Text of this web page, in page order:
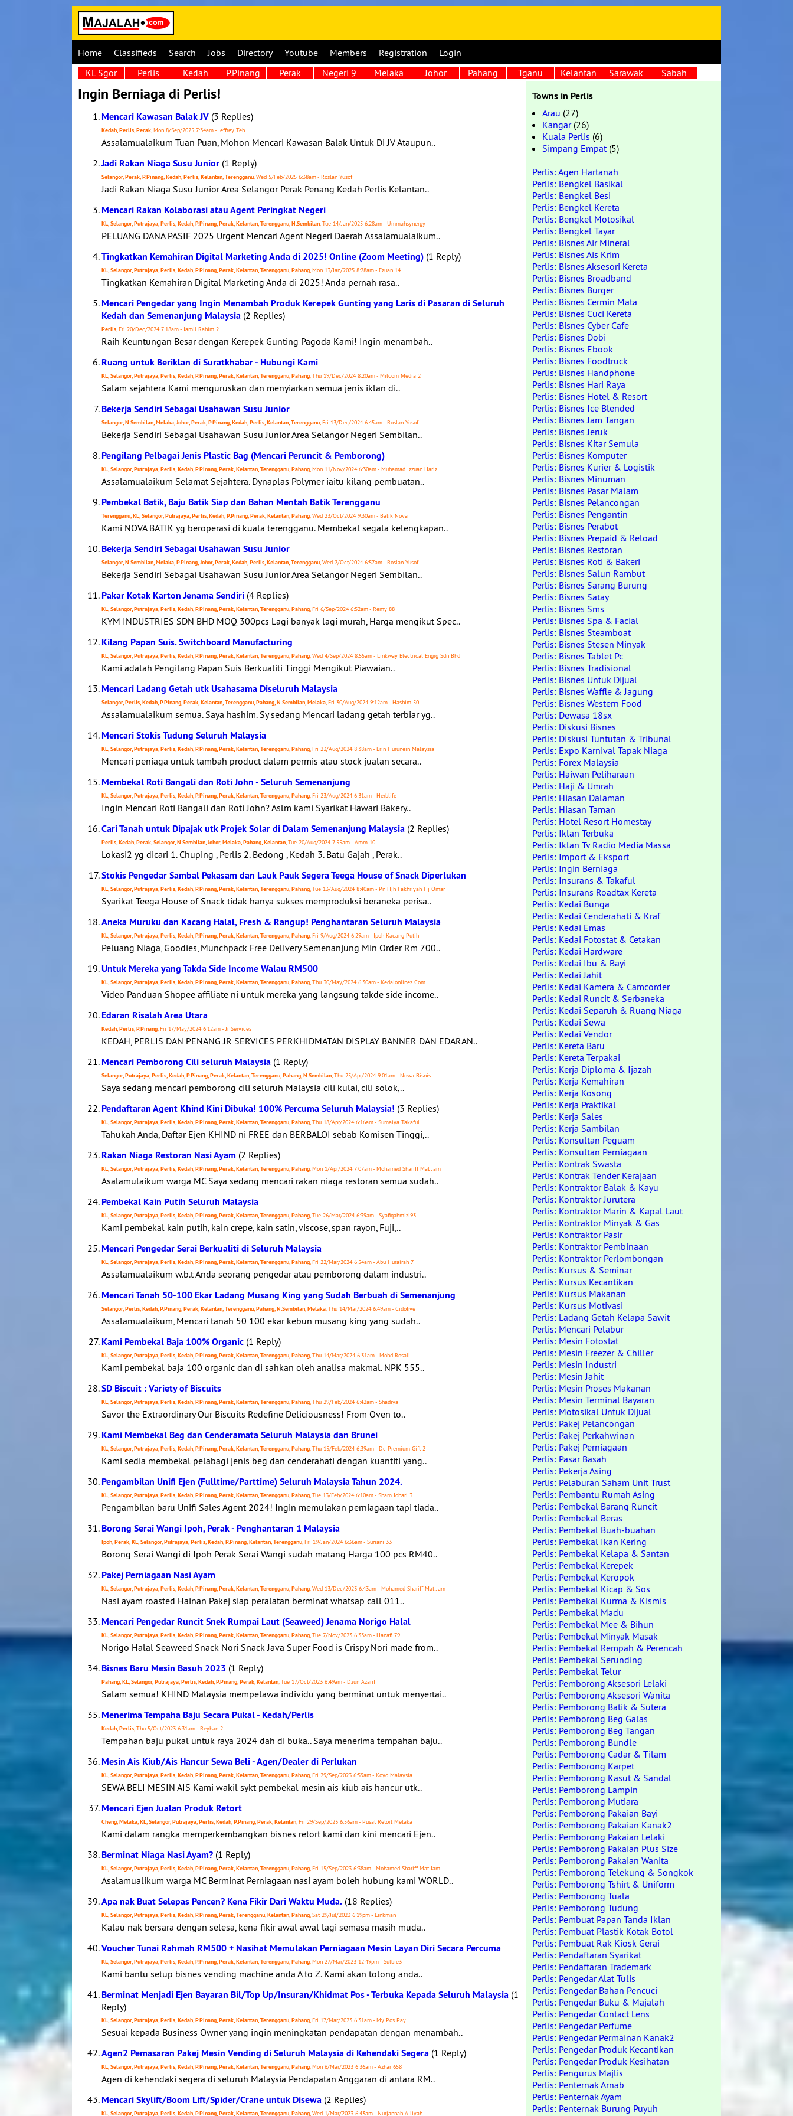
Home Classifieds Search Jobs Directory Youtube Members Registration
Login
KL Sgor
Perlis Kedah P.Pinang Perak Negeri 9 Melaka Johor Pahang Tganu Kelantan Sarawak Sabah
Ingin Berniaga di Perlis!
Mencari Kawasan Balak JV (3 Replies)
Kedah, Perlis, Perak, Mon 8/Sep/2025 7:34am - Jeffrey Teh
Assalamualaikum Tuan Puan, Mohon Mencari Kawasan Balak Untuk Di JV Ataupun..
Jadi Rakan Niaga Susu Junior (1 Reply)
Selangor, Perak, P.Pinang, Kedah, Perlis, Kelantan, Terengganu, Wed 5/Feb/2025 6:38am - Roslan Yusof
Jadi Rakan Niaga Susu Junior Area Selangor Perak Penang Kedah Perlis Kelantan..
Mencari Rakan Kolaborasi atau Agent Peringkat Negeri
KL, Selangor, Putrajaya, Perlis, Kedah, P.Pinang, Perak, Kelantan, Terengganu, N.Sembilan, Tue 14/Jan/2025 6:28am - Ummahsynergy
PELUANG DANA PASIF 2025 Urgent Mencari Agent Negeri Daerah Assalamualaikum..
Tingkatkan Kemahiran Digital Marketing Anda di 2025! Online (Zoom Meeting) (1 Reply)
KL, Selangor, Putrajaya, Perlis, Kedah, P.Pinang, Perak, Kelantan, Terengganu, Pahang, Mon 13/Jan/2025 8:28am - Ezuan 14
Tingkatkan Kemahiran Digital Marketing Anda di 2025! Anda pernah rasa..
Mencari Pengedar yang Ingin Menambah Produk Kerepek Gunting yang Laris di Pasaran di Seluruh
Kedah dan Semenanjung Malaysia (2 Replies)
Perlis, Fri 20/Dec/2024 7:18am - Jamil Rahim 2
Raih Keuntungan Besar dengan Kerepek Gunting Pagoda Kami! Ingin menambah..
Ruang untuk Beriklan di Suratkhabar - Hubungi Kami
KL, Selangor, Putrajaya, Perlis, Kedah, P.Pinang, Perak, Kelantan, Terengganu, Pahang, Thu 19/Dec/2024 8:20am - Milcom Media 2
Salam sejahtera Kami menguruskan dan menyiarkan semua jenis iklan di..
Bekerja Sendiri Sebagai Usahawan Susu Junior
Selangor, N.Sembilan, Melaka, Johor, Perak, P.Pinang, Kedah, Perlis, Kelantan, Terengganu, Fri 13/Dec/2024 6:45am - Roslan Yusof
Bekerja Sendiri Sebagai Usahawan Susu Junior Area Selangor Negeri Sembilan..
Pengilang Pelbagai Jenis Plastic Bag (Mencari Peruncit & Pemborong)
KL, Selangor, Putrajaya, Perlis, Kedah, P.Pinang, Perak, Kelantan, Terengganu, Pahang, Mon 11/Nov/2024 6:30am - Muhamad Izzuan Hariz
Assalamualaikum Selamat Sejahtera. Dynaplas Polymer iaitu kilang pembuatan..
Pembekal Batik, Baju Batik Siap dan Bahan Mentah Batik Terengganu
Terengganu, KL, Selangor, Putrajaya, Perlis, Kedah, P.Pinang, Perak, Kelantan, Pahang, Wed 23/Oct/2024 9:30am - Batik Nova
Kami NOVA BATIK yg beroperasi di kuala terengganu. Membekal segala kelengkapan..
Bekerja Sendiri Sebagai Usahawan Susu Junior
Selangor, N.Sembilan, Melaka, P.Pinang, Johor, Perak, Kedah, Perlis, Kelantan, Terengganu, Wed 2/Oct/2024 6:57am - Roslan Yusof
Bekerja Sendiri Sebagai Usahawan Susu Junior Area Selangor Negeri Sembilan..
Pakar Kotak Karton Jenama Sendiri (4 Replies)
KL, Selangor, Putrajaya, Perlis, Kedah, P.Pinang, Perak, Kelantan, Terengganu, Pahang, Fri 6/Sep/2024 6:52am - Remy 88
KYM INDUSTRIES SDN BHD MOQ 300pcs Lagi banyak lagi murah, Harga mengikut Spec..
Kilang Papan Suis. Switchboard Manufacturing
KL, Selangor, Putrajaya, Perlis, Kedah, P.Pinang, Perak, Kelantan, Terengganu, Pahang, Wed 4/Sep/2024 8:55am - Linkway Electrical Engrg Sdn Bhd
Kami adalah Pengilang Papan Suis Berkualiti Tinggi Mengikut Piawaian..
Mencari Ladang Getah utk Usahasama Diseluruh Malaysia
Selangor, Perlis, Kedah, P.Pinang, Perak, Kelantan, Terengganu, Pahang, N.Sembilan, Melaka, Fri 30/Aug/2024 9:12am - Hashim 50
Assalamualaikum semua. Saya hashim. Sy sedang Mencari ladang getah terbiar yg..
Mencari Stokis Tudung Seluruh Malaysia
KL, Selangor, Putrajaya, Perlis, Kedah, P.Pinang, Perak, Kelantan, Terengganu, Pahang, Fri 23/Aug/2024 8:38am - Erin Hurunein Malaysia
Mencari peniaga untuk tambah product dalam permis atau stock jualan secara..
Membekal Roti Bangali dan Roti John - Seluruh Semenanjung
KL, Selangor, Putrajaya, Perlis, Kedah, P.Pinang, Perak, Kelantan, Terengganu, Pahang, Fri 23/Aug/2024 6:31am - Herblife
Ingin Mencari Roti Bangali dan Roti John? Aslm kami Syarikat Hawari Bakery..
Cari Tanah untuk Dipajak utk Projek Solar di Dalam Semenanjung Malaysia (2 Replies)
Perlis, Kedah, Perak, Selangor, N.Sembilan, Johor, Melaka, Pahang, Kelantan, Tue 20/Aug/2024 7:55am - Amm 10
Lokasi2 yg dicari 1. Chuping , Perlis 2. Bedong , Kedah 3. Batu Gajah , Perak..
Stokis Pengedar Sambal Pekasam dan Lauk Pauk Segera Teega House of Snack Diperlukan
KL, Selangor, Putrajaya, Perlis, Kedah, P.Pinang, Perak, Kelantan, Terengganu, Pahang, Tue 13/Aug/2024 8:40am - Pn Hjh Fakhriyah Hj Omar
Syarikat Teega House of Snack tidak hanya sukses memproduksi beraneka perisa..
Aneka Muruku dan Kacang Halal, Fresh & Rangup! Penghantaran Seluruh Malaysia
KL, Selangor, Putrajaya, Perlis, Kedah, P.Pinang, Perak, Kelantan, Terengganu, Pahang, Fri 9/Aug/2024 6:29am - Ipoh Kacang Putih
Peluang Niaga, Goodies, Munchpack Free Delivery Semenanjung Min Order Rm 700..
Untuk Mereka yang Takda Side Income Walau RM500
KL, Selangor, Putrajaya, Perlis, Kedah, P.Pinang, Perak, Kelantan, Terengganu, Pahang, Thu 30/May/2024 6:30am - Kedaionlinez Com
Video Panduan Shopee affiliate ni untuk mereka yang langsung takde side income..
Edaran Risalah Area Utara
Kedah, Perlis, P.Pinang, Fri 17/May/2024 6:12am - Jr Services
KEDAH, PERLIS DAN PENANG JR SERVICES PERKHIDMATAN DISPLAY BANNER DAN EDARAN..
Mencari Pemborong Cili seluruh Malaysia (1 Reply)
Selangor, Putrajaya, Perlis, Kedah, P.Pinang, Perak, Kelantan, Terengganu, Pahang, N.Sembilan, Thu 25/Apr/2024 9:01am - Nowa Bisnis
Saya sedang mencari pemborong cili seluruh Malaysia cili kulai, cili solok,..
Pendaftaran Agent Khind Kini Dibuka! 100% Percuma Seluruh Malaysia! (3 Replies)
KL, Selangor, Putrajaya, Perlis, Kedah, P.Pinang, Perak, Kelantan, Terengganu, Pahang, Thu 18/Apr/2024 6:16am - Sumaiya Takaful
Tahukah Anda, Daftar Ejen KHIND ni FREE dan BERBALOI sebab Komisen Tinggi,..
Rakan Niaga Restoran Nasi Ayam (2 Replies)
KL, Selangor, Putrajaya, Perlis, Kedah, P.Pinang, Perak, Kelantan, Terengganu, Pahang, Mon 1/Apr/2024 7:07am - Mohamed Shariff Mat Jam
Asalamulaikum warga MC Saya sedang mencari rakan niaga restoran semua sudah..
Pembekal Kain Putih Seluruh Malaysia
KL, Selangor, Putrajaya, Perlis, Kedah, P.Pinang, Perak, Kelantan, Terengganu, Pahang, Tue 26/Mar/2024 6:39am - Syafiqahmizi93
Kami pembekal kain putih, kain crepe, kain satin, viscose, span rayon, Fuji,..
Mencari Pengedar Serai Berkualiti di Seluruh Malaysia
KL, Selangor, Putrajaya, Perlis, Kedah, P.Pinang, Perak, Kelantan, Terengganu, Pahang, Fri 22/Mar/2024 6:54am - Abu Hurairah 7
Assalamualaikum w.b.t Anda seorang pengedar atau pemborong dalam industri..
Mencari Tanah 50-100 Ekar Ladang Musang King yang Sudah Berbuah di Semenanjung
Selangor, Perlis, Kedah, P.Pinang, Perak, Kelantan, Terengganu, Pahang, N.Sembilan, Melaka, Thu 14/Mar/2024 6:49am - Cidofive
Assalamualaikum, Mencari tanah 50 100 ekar kebun musang king yang sudah..
Kami Pembekal Baja 100% Organic (1 Reply)
KL, Selangor, Putrajaya, Perlis, Kedah, P.Pinang, Perak, Kelantan, Terengganu, Pahang, Thu 14/Mar/2024 6:31am - Mohd Rosali
Kami pembekal baja 100 organic dan di sahkan oleh analisa makmal. NPK 555..
SD Biscuit : Variety of Biscuits
KL, Selangor, Putrajaya, Perlis, Kedah, P.Pinang, Perak, Kelantan, Terengganu, Pahang, Thu 29/Feb/2024 6:42am - Shadiya
Savor the Extraordinary Our Biscuits Redefine Deliciousness! From Oven to..
Kami Membekal Beg dan Cenderamata Seluruh Malaysia dan Brunei
KL, Selangor, Putrajaya, Perlis, Kedah, P.Pinang, Perak, Kelantan, Terengganu, Pahang, Thu 15/Feb/2024 6:39am - Dc Premium Gift 2
Kami sedia membekal pelabagi jenis beg dan cenderahati dengan kuantiti yang..
Pengambilan Unifi Ejen (Fulltime/Parttime) Seluruh Malaysia Tahun 2024.
KL, Selangor, Putrajaya, Perlis, Kedah, P.Pinang, Perak, Kelantan, Terengganu, Pahang, Tue 13/Feb/2024 6:10am - Sham Johari 3
Pengambilan baru Unifi Sales Agent 2024! Ingin memulakan perniagaan tapi tiada..
Borong Serai Wangi Ipoh, Perak - Penghantaran 1 Malaysia
Ipoh, Perak, KL, Selangor, Putrajaya, Perlis, Kedah, P.Pinang, Kelantan, Terengganu, Fri 19/Jan/2024 6:36am - Suriani 33
Borong Serai Wangi di Ipoh Perak Serai Wangi sudah matang Harga 100 pcs RM40..
Pakej Perniagaan Nasi Ayam
KL, Selangor, Putrajaya, Perlis, Kedah, P.Pinang, Perak, Kelantan, Terengganu, Pahang, Wed 13/Dec/2023 6:43am - Mohamed Shariff Mat Jam
Nasi ayam roasted Hainan Pakej siap peralatan berminat whatsap call 011..
Mencari Pengedar Runcit Snek Rumpai Laut (Seaweed) Jenama Norigo Halal
KL, Selangor, Putrajaya, Perlis, Kedah, P.Pinang, Perak, Kelantan, Terengganu, Pahang, Tue 7/Nov/2023 6:33am - Hanafi 79
Norigo Halal Seaweed Snack Nori Snack Java Super Food is Crispy Nori made from..
Bisnes Baru Mesin Basuh 2023 (1 Reply)
Pahang, KL, Selangor, Putrajaya, Perlis, Kedah, P.Pinang, Perak, Kelantan, Tue 17/Oct/2023 6:49am - Dzun Azarif
Salam semua! KHIND Malaysia mempelawa individu yang berminat untuk menyertai..
Menerima Tempaha Baju Secara Pukal - Kedah/Perlis
Kedah, Perlis, Thu 5/Oct/2023 6:31am - Reyhan 2
Tempahan baju pukal untuk raya 2024 dah di buka.. Saya menerima tempahan baju..
Mesin Ais Kiub/Ais Hancur Sewa Beli - Agen/Dealer di Perlukan
KL, Selangor, Putrajaya, Perlis, Kedah, P.Pinang, Perak, Kelantan, Terengganu, Pahang, Fri 29/Sep/2023 6:59am - Koyo Malaysia
SEWA BELI MESIN AIS Kami wakil sykt pembekal mesin ais kiub ais hancur utk..
Mencari Ejen Jualan Produk Retort
Cheng, Melaka, KL, Selangor, Putrajaya, Perlis, Kedah, P.Pinang, Perak, Kelantan, Fri 29/Sep/2023 6:56am - Pusat Retort Melaka
Kami dalam rangka memperkembangkan bisnes retort kami dan kini mencari Ejen..
Berminat Niaga Nasi Ayam? (1 Reply)
KL, Selangor, Putrajaya, Perlis, Kedah, P.Pinang, Perak, Kelantan, Terengganu, Pahang, Fri 15/Sep/2023 6:38am - Mohamed Shariff Mat Jam
Asalamualikum warga MC Berminat Perniagaan nasi ayam boleh hubung kami WORLD..
Apa nak Buat Selepas Pencen? Kena Fikir Dari Waktu Muda. (18 Replies)
KL, Selangor, Putrajaya, Perlis, Kedah, P.Pinang, Perak, Terengganu, Kelantan, Pahang, Sat 29/Jul/2023 6:19pm - Linkman
Kalau nak bersara dengan selesa, kena fikir awal awal lagi semasa masih muda..
Voucher Tunai Rahmah RM500 + Nasihat Memulakan Perniagaan Mesin Layan Diri Secara Percuma
KL, Selangor, Putrajaya, Perlis, Kedah, P.Pinang, Perak, Kelantan, Terengganu, Pahang, Mon 27/Mar/2023 12:49pm - Sulbie3
Kami bantu setup bisnes vending machine anda A to Z. Kami akan tolong anda..
Berminat Menjadi Ejen Bayaran Bil/Top Up/Insuran/Khidmat Pos - Terbuka Kepada Seluruh Malaysia (1
Reply)
KL, Selangor, Putrajaya, Perlis, Kedah, P.Pinang, Perak, Kelantan, Terengganu, Pahang, Fri 17/Mar/2023 6:31am - My Pos Pay
Sesuai kepada Business Owner yang ingin meningkatan pendapatan dengan menambah..
Agen2 Pemasaran Pakej Mesin Vending di Seluruh Malaysia di Kehendaki Segera (1 Reply)
KL, Selangor, Putrajaya, Perlis, Kedah, P.Pinang, Perak, Kelantan, Terengganu, Pahang, Mon 6/Mar/2023 6:36am - Azhar 658
Agen di kehendaki segera di seluruh Malaysia Pendapatan Anggaran di antara RM..
Mencari Skylift/Boom Lift/Spider/Crane untuk Disewa (2 Replies)
KL, Selangor, Putrajaya, Perlis, Kedah, P.Pinang, Perak, Kelantan, Terengganu, Pahang, Wed 1/Mar/2023 6:43am - Nurjannah A liyah
Towns in Perlis
Arau (27)
Kangar(26)
Kuala Perlis (6)
Simpang Empat(5)
Perlis: Agen Hartanah
Perlis: Bengkel Basikal
Perlis: Bengkel Besi
Perlis: Bengkel Kereta
Perlis: Bengkel Motosikal
Perlis: Bengkel Tayar
Perlis: Bisnes Air Mineral
Perlis: Bisnes Ais Krim
Perlis: Bisnes Aksesori Kereta
Perlis: Bisnes Broadband
Perlis: Bisnes Burger
Perlis: Bisnes Cermin Mata
Perlis: Bisnes Cuci Kereta
Perlis: Bisnes Cyber Cafe
Perlis: Bisnes Dobi
Perlis: Bisnes Ebook
Perlis: Bisnes Foodtruck
Perlis: Bisnes Handphone
Perlis: Bisnes Hari Raya
Perlis: Bisnes Hotel & Resort
Perlis: Bisnes Ice Blended
Perlis: Bisnes Jam Tangan
Perlis: Bisnes Jeruk
Perlis: Bisnes Kitar Semula
Perlis: Bisnes Komputer
Perlis: Bisnes Kurier & Logistik
Perlis: Bisnes Minuman
Perlis: Bisnes Pasar Malam
Perlis: Bisnes Pelancongan
Perlis: Bisnes Pengantin
Perlis: Bisnes Perabot
Perlis: Bisnes Prepaid & Reload
Perlis: Bisnes Restoran
Perlis: Bisnes Roti & Bakeri
Perlis: Bisnes Salun Rambut
Perlis: Bisnes Sarang Burung
Perlis: Bisnes Satay
Perlis: Bisnes Sms
Perlis: Bisnes Spa & Facial
Perlis: Bisnes Steamboat
Perlis: Bisnes Stesen Minyak
Perlis: Bisnes Tablet Pc
Perlis: Bisnes Tradisional
Perlis: Bisnes Untuk Dijual
Perlis: Bisnes Waffle & Jagung
Perlis: Bisnes Western Food
Perlis: Dewasa 18sx
Perlis: Diskusi Bisnes
Perlis: Diskusi Tuntutan & Tribunal
Perlis: Expo Karnival Tapak Niaga
Perlis: Forex Malaysia
Perlis: Haiwan Peliharaan
Perlis: Haji & Umrah
Perlis: Hiasan Dalaman
Perlis: Hiasan Taman
Perlis: Hotel Resort Homestay
Perlis: Iklan Terbuka
Perlis: Iklan Tv Radio Media Massa
Perlis: Import & Eksport
Perlis: Ingin Berniaga
Perlis: Insurans & Takaful
Perlis: Insurans Roadtax Kereta
Perlis: Kedai Bunga
Perlis: Kedai Cenderahati & Kraf
Perlis: Kedai Emas
Perlis: Kedai Fotostat & Cetakan
Perlis: Kedai Hardware
Perlis: Kedai Ibu & Bayi
Perlis: Kedai Jahit
Perlis: Kedai Kamera & Camcorder
Perlis: Kedai Runcit & Serbaneka
Perlis: Kedai Separuh & Ruang Niaga
Perlis: Kedai Sewa
Perlis: Kedai Vendor
Perlis: Kereta Baru
Perlis: Kereta Terpakai
Perlis: Kerja Diploma & Ijazah
Perlis: Kerja Kemahiran
Perlis: Kerja Kosong
Perlis: Kerja Praktikal
Perlis: Kerja Sales
Perlis: Kerja Sambilan
Perlis: Konsultan Peguam
Perlis: Konsultan Perniagaan
Perlis: Kontrak Swasta
Perlis: Kontrak Tender Kerajaan
Perlis: Kontraktor Balak & Kayu
Perlis: Kontraktor Jurutera
Perlis: Kontraktor Marin & Kapal Laut
Perlis: Kontraktor Minyak & Gas
Perlis: Kontraktor Pasir
Perlis: Kontraktor Pembinaan
Perlis: Kontraktor Perlombongan
Perlis: Kursus & Seminar
Perlis: Kursus Kecantikan
Perlis: Kursus Makanan
Perlis: Kursus Motivasi
Perlis: Ladang Getah Kelapa Sawit
Perlis: Mencari Pelabur
Perlis: Mesin Fotostat
Perlis: Mesin Freezer & Chiller
Perlis: Mesin Industri
Perlis: Mesin Jahit
Perlis: Mesin Proses Makanan
Perlis: Mesin Terminal Bayaran
Perlis: Motosikal Untuk Dijual
Perlis: Pakej Pelancongan
Perlis: Pakej Perkahwinan
Perlis: Pakej Perniagaan
Perlis: Pasar Basah
Perlis: Pekerja Asing
Perlis: Pelaburan Saham Unit Trust
Perlis: Pembantu Rumah Asing
Perlis: Pembekal Barang Runcit
Perlis: Pembekal Beras
Perlis: Pembekal Buah-buahan
Perlis: Pembekal Ikan Kering
Perlis: Pembekal Kelapa & Santan
Perlis: Pembekal Kerepek
Perlis: Pembekal Keropok
Perlis: Pembekal Kicap & Sos
Perlis: Pembekal Kurma & Kismis
Perlis: Pembekal Madu
Perlis: Pembekal Mee & Bihun
Perlis: Pembekal Minyak Masak
Perlis: Pembekal Rempah & Perencah
Perlis: Pembekal Serunding
Perlis: Pembekal Telur
Perlis: Pemborong Aksesori Lelaki
Perlis: Pemborong Aksesori Wanita
Perlis: Pemborong Batik & Sutera
Perlis: Pemborong Beg Galas
Perlis: Pemborong Beg Tangan
Perlis: Pemborong Bundle
Perlis: Pemborong Cadar & Tilam
Perlis: Pemborong Karpet
Perlis: Pemborong Kasut & Sandal
Perlis: Pemborong Lampin
Perlis: Pemborong Mutiara
Perlis: Pemborong Pakaian Bayi
Perlis: Pemborong Pakaian Kanak2
Perlis: Pemborong Pakaian Lelaki
Perlis: Pemborong Pakaian Plus Size
Perlis: Pemborong Pakaian Wanita
Perlis: Pemborong Telekung & Songkok
Perlis: Pemborong Tshirt & Uniform
Perlis: Pemborong Tuala
Perlis: Pemborong Tudung
Perlis: Pembuat Papan Tanda Iklan
Perlis: Pembuat Plastik Kotak Botol
Perlis: Pembuat Rak Kiosk Gerai
Perlis: Pendaftaran Syarikat
Perlis: Pendaftaran Trademark
Perlis: Pengedar Alat Tulis
Perlis: Pengedar Bahan Pencuci
Perlis: Pengedar Buku & Majalah
Perlis: Pengedar Contact Lens
Perlis: Pengedar Perfume
Perlis: Pengedar Permainan Kanak2
Perlis: Pengedar Produk Kecantikan
Perlis: Pengedar Produk Kesihatan
Perlis: Pengurus Majlis
Perlis: Penternak Arnab
Perlis: Penternak Ayam
Perlis: Penternak Burung Puyuh